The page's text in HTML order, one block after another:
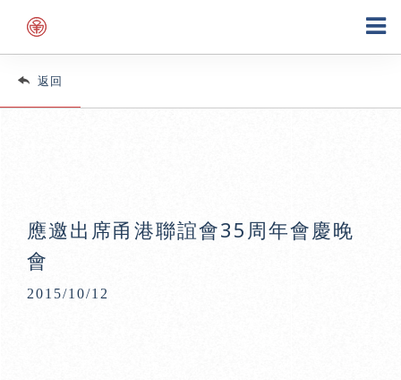
返回
應邀出席甬港聯誼會35周年會慶晚
會
2015/10/12